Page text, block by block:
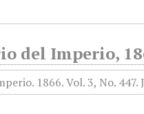
del Imperio,